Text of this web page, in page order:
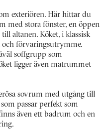
exteriören. Här hittar du
med stora fönster, en öppen
altanen. Köket, i klassisk
förvaringsutrymme.
soffgrupp som
ligger även matrummet
sovrum med utgång till
passar perfekt som
även ett badrum och en